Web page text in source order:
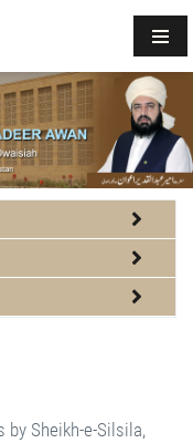
by Sheikh-e-Silsila,